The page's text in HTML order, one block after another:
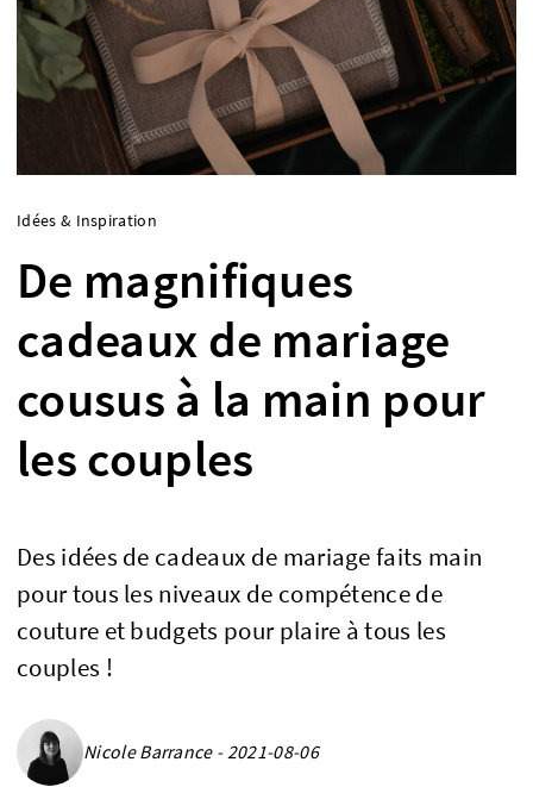
Idées & Inspiration
De magnifiques
cadeaux de mariage
cousus à la main pour
les couples
Des idées de cadeaux de mariage faits main
pour tous les niveaux de compétence de
couture et budgets pour plaire à tous les
couples !
Nicole Barrance - 2021-08-06